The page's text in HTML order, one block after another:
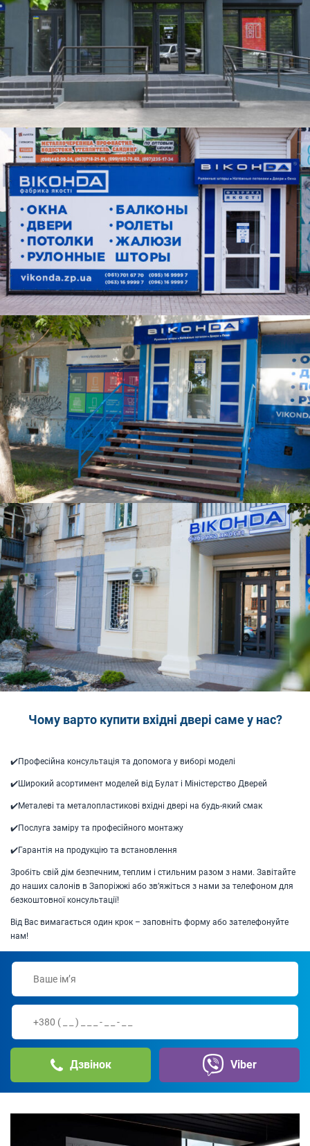
Чому варто купити вхідні двері саме у нас?
✔️Професійна консультація та допомога у виборі моделі
✔️Широкий асортимент моделей від Булат і Міністерство Дверей
✔️Металеві та металопластикові вхідні двері на будь-який смак
✔️Послуга заміру та професійного монтажу
✔️Гарантія на продукцію та встановлення
Зробіть свій дім безпечним, теплим і стильним разом з нами. Завітайте
до наших салонів в Запоріжжі або зв’яжіться з нами за телефоном для
безкоштовної консультації!
Від Вас вимагається один крок – заповніть форму або зателефонуйте
нам!
Дзвінок Viber